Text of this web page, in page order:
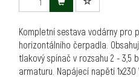
Kompletní sestava vodárny pro
horizontálního čerpadla.
tlakový spínač v rozsahu 2 -
armaturu. Napájecí napětí 1x230